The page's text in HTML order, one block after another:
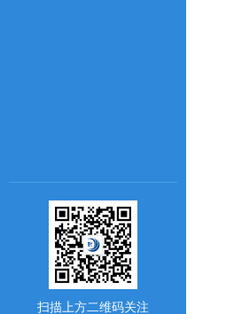
扫描上方二维码关注